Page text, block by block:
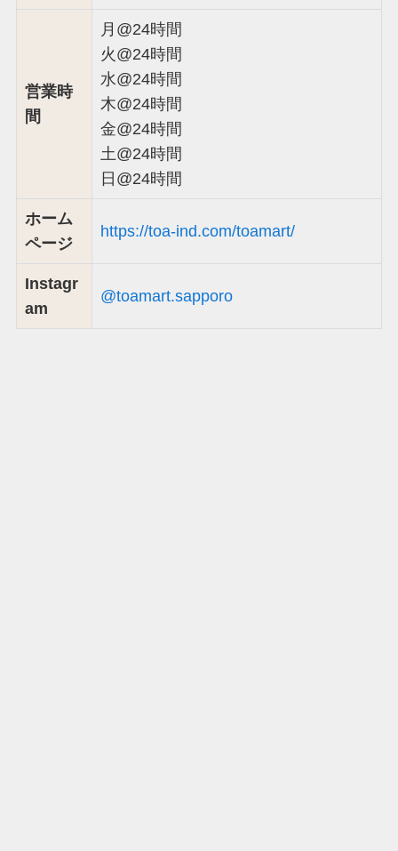
営業時
間
月@24時間
火@24時間
水@24時間
木@24時間
金@24時間
土@24時間
日@24時間
ホーム
ページ
https://toa-ind.com/toamart/
Instagr
am
@toamart.sapporo